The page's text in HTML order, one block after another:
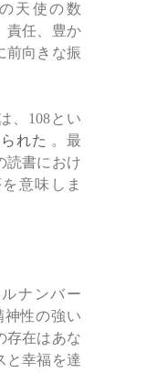
天使の数
責任、豊か
前向きな振
、108とい
れた 。最
読書におけ
意味しま
ナンバー
神性の強い
存在はあな
と幸福を達